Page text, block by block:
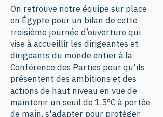
On retrouve notre équipe sur place
en Égypte pour un bilan de cette
troisième journée d’ouverture qui
vise à accueillir les dirigeantes et
dirigeants du monde entier à la
Conférence des Parties pour qu'ils
présentent des ambitions et des
actions de haut niveau en vue de
maintenir un seuil de 1,5°C à portée
de main, s'adapter pour protéger